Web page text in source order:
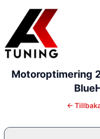
Motoroptimering
←